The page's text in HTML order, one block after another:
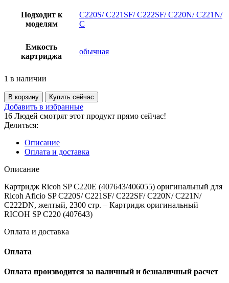
Подходит к
моделям
C220S/ C221SF/ C222SF/ C220N/ C221N/
C
Емкость
картриджа
обычная
1 в наличии
Количество
товара
Картридж
Ricoh
SP
C220E
(407643/406055)
для
Aficio
SP
C220S/
C221SF/
C220N/
C222DN,
2300
В корзину Купить сейчас
Добавить в избранные
16 Людей смотрят этот продукт прямо сейчас!
Делиться:
Описание
Оплата и доставка
Описание
Картридж Ricoh SP C220E (407643/406055) оригинальный для
Ricoh Aficio SP C220S/ C221SF/ C222SF/ C220N/ C221N/
C222DN, желтый, 2300 стр. – Картридж оригинальный
RICOH SP C220 (407643)
Оплата и доставка
Оплата
Оплата производится за наличный и безналичный расчет